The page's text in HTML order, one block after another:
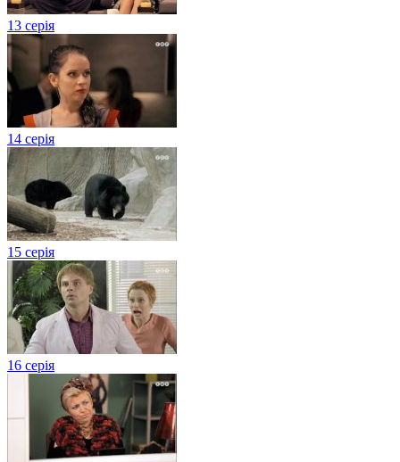
13 серія
14 серія
15 серія
16 серія